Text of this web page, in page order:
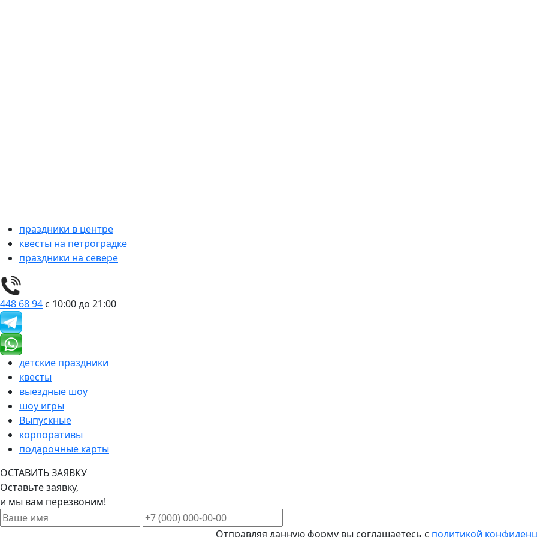
праздники в центре
квесты на петроградке
праздники на севере
448 68 94 с 10:00 до 21:00
детские праздники
квесты
выездные шоу
шоу игры
Выпускные
корпоративы
подарочные карты
ОСТАВИТЬ ЗАЯВКУ
Оставьте заявку,
и мы вам перезвоним!
Отправляя данную форму вы соглашаетесь с политикой